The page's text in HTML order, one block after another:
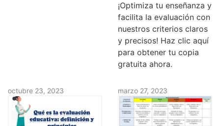
¡Optimiza tu enseñanza y
facilita la evaluación con
nuestros criterios claros
y precisos! Haz clic aquí
para obtener tu copia
gratuita ahora.
octubre 23, 2023 marzo 27, 2023